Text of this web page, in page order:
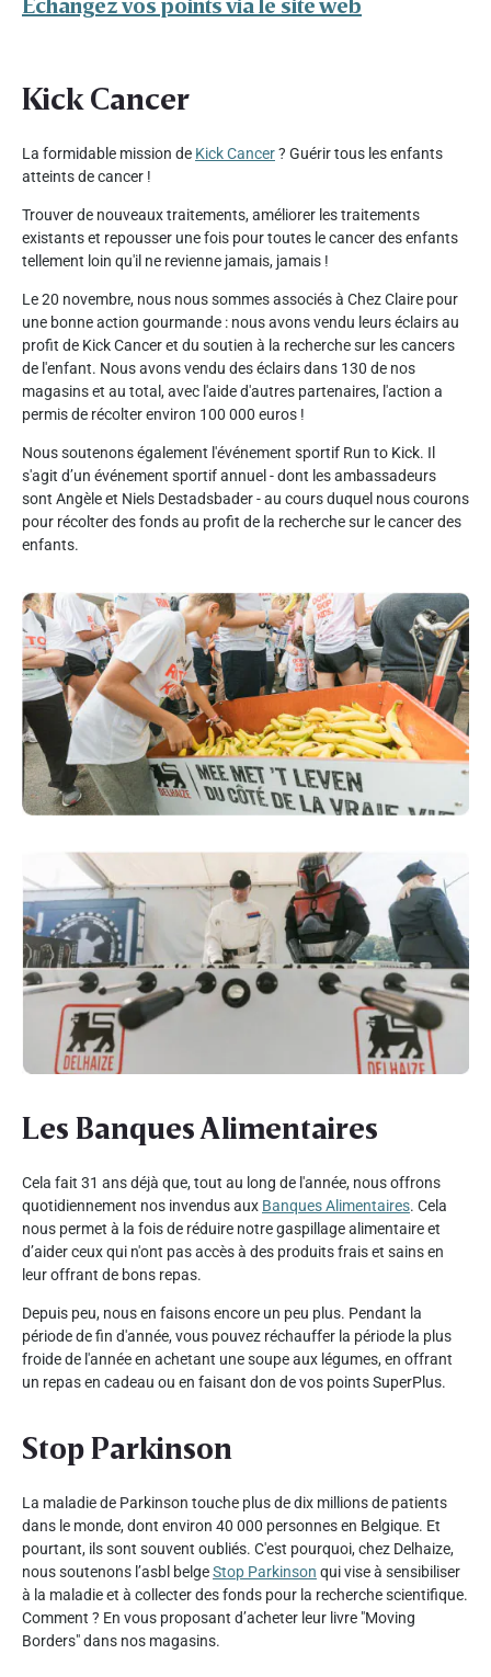
Kick Cancer
La formidable mission de Kick Cancer? Guérir tous les enfants
atteints de cancer !
Trouver de nouveaux traitements, améliorer les traitements
existants et repousser une fois pour toutes le cancer des enfants
tellement loin qu'il ne revienne jamais, jamais !
Le 20 novembre, nous nous sommes associés à Chez Claire pour
une bonne action gourmande : nous avons vendu leurs éclairs au
profit de Kick Cancer et du soutien à la recherche sur les cancers
de l'enfant. Nous avons vendu des éclairs dans 130 de nos
magasins et au total, avec l'aide d'autres partenaires, l'action a
permis de récolter environ 100 000 euros !
Nous soutenons également l'événement sportif Run to Kick. Il
s'agit d’un événement sportif annuel - dont les ambassadeurs
sont Angèle et Niels Destadsbader - au cours duquel nous courons
pour récolter des fonds au profit de la recherche sur le cancer des
enfants.
Les Banques Alimentaires
Cela fait 31 ans déjà que, tout au long de l'année, nous offrons
quotidiennement nos invendus aux Banques Alimentaires. Cela
nous permet à la fois de réduire notre gaspillage alimentaire et
d’aider ceux qui n'ont pas accès à des produits frais et sains en
leur offrant de bons repas.
Depuis peu, nous en faisons encore un peu plus. Pendant la
période de fin d'année, vous pouvez réchauffer la période la plus
froide de l'année en achetant une soupe aux légumes, en offrant
un repas en cadeau ou en faisant don de vos points SuperPlus.
Stop Parkinson
La maladie de Parkinson touche plus de dix millions de patients
dans le monde, dont environ 40 000 personnes en Belgique. Et
pourtant, ils sont souvent oubliés. C'est pourquoi, chez Delhaize,
nous soutenons l’asbl belgeStop Parkinson qui vise à sensibiliser
à la maladie et à collecter des fonds pour la recherche scientifique.
Comment ? En vous proposant d’acheter leur livre "Moving
Borders" dans nos magasins.